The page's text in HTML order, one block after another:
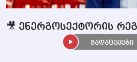
🎥 ენერგოსექტორის
გადაცემები